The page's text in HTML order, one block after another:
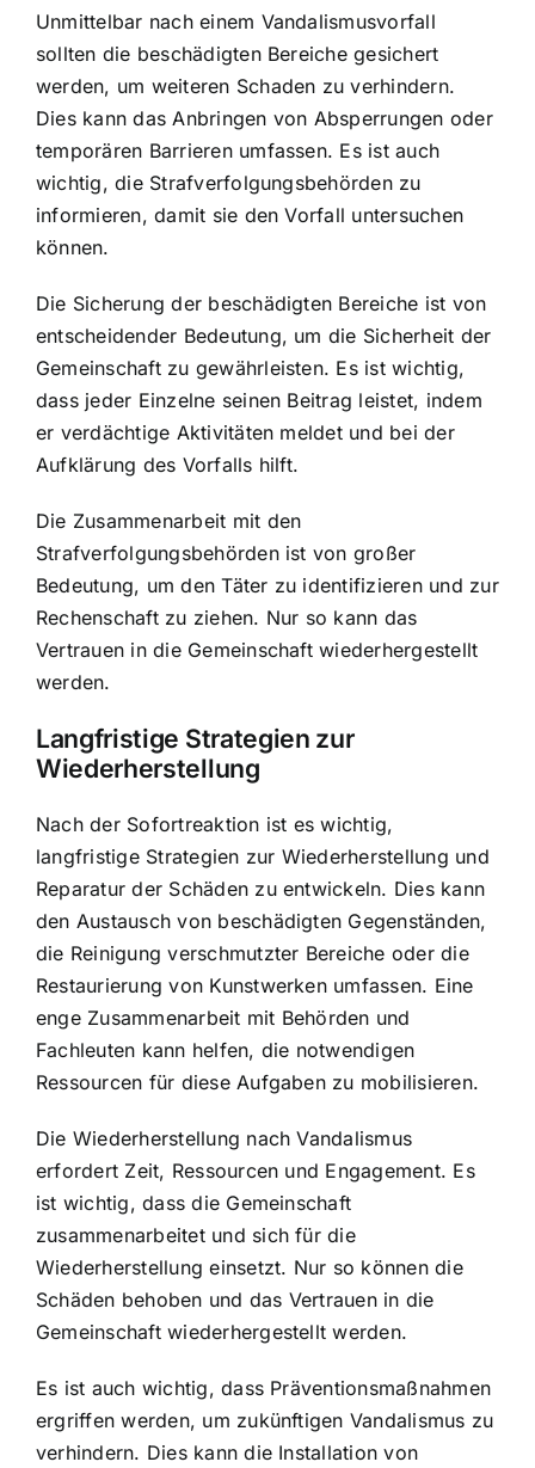
Unmittelbar nach einem Vandalismusvorfall
sollten die beschädigten Bereiche gesichert
werden, um weiteren Schaden zu verhindern.
Dies kann das Anbringen von Absperrungen oder
temporären Barrieren umfassen. Es ist auch
wichtig, die Strafverfolgungsbehörden zu
informieren, damit sie den Vorfall untersuchen
können.
Die Sicherung der beschädigten Bereiche ist von
entscheidender Bedeutung, um die Sicherheit der
Gemeinschaft zu gewährleisten. Es ist wichtig,
dass jeder Einzelne seinen Beitrag leistet, indem
er verdächtige Aktivitäten meldet und bei der
Aufklärung des Vorfalls hilft.
Die Zusammenarbeit mit den
Strafverfolgungsbehörden ist von großer
Bedeutung, um den Täter zu identifizieren und zur
Rechenschaft zu ziehen. Nur so kann das
Vertrauen in die Gemeinschaft wiederhergestellt
werden.
Langfristige Strategien zur
Wiederherstellung
Nach der Sofortreaktion ist es wichtig,
langfristige Strategien zur Wiederherstellung und
Reparatur der Schäden zu entwickeln. Dies kann
den Austausch von beschädigten Gegenständen,
die Reinigung verschmutzter Bereiche oder die
Restaurierung von Kunstwerken umfassen. Eine
enge Zusammenarbeit mit Behörden und
Fachleuten kann helfen, die notwendigen
Ressourcen für diese Aufgaben zu mobilisieren.
Die Wiederherstellung nach Vandalismus
erfordert Zeit, Ressourcen und Engagement. Es
ist wichtig, dass die Gemeinschaft
zusammenarbeitet und sich für die
Wiederherstellung einsetzt. Nur so können die
Schäden behoben und das Vertrauen in die
Gemeinschaft wiederhergestellt werden.
Es ist auch wichtig, dass Präventionsmaßnahmen
ergriffen werden, um zukünftigen Vandalismus zu
verhindern. Dies kann die Installation von